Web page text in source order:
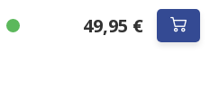
49,95 €